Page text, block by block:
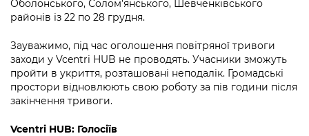
Підприємства, установи, організації
Річні звіти
Гендерна політика
Портал Захисників та Захисниць
Безбар'єрність
Портал послуг
Міський застосунок Київ Цифровий
Уряд» – місцевий рівень»
Важливе під час воєнного стану
Про відкриті дані
Портал даних Києва
Публічні дашборди
Оболонського, Солом’янського, Шевченківського
районів із 22 по 28 грудня.
Зауважимо, під час оголошення повітряної тривоги
заходи у Vcentri HUB не проводять. Учасники зможуть
пройти в укриття, розташовані неподалік. Громадські
простори відновлюють свою роботу за пів години після
закінчення тривоги.
Vcentri HUB: Голосіїв